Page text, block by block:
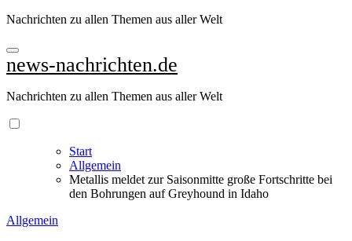
Nachrichten zu allen Themen aus aller Welt
news-nachrichten.de
Nachrichten zu allen Themen aus aller Welt
Start
Allgemein
Metallis meldet zur Saisonmitte große Fortschritte bei
den Bohrungen auf Greyhound in Idaho
Allgemein